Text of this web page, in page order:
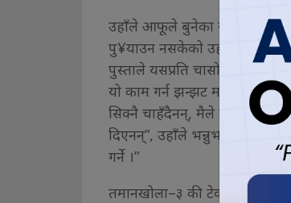
उहाँले आफूले बुनेका राडीपाखी
पु¥याउन नसकेको उहाँको भनाइ
पुस्ताले यसप्रति चासोनै नदिँदा
यो काम गर्न झन्झट मान्छन्, यस्तो
सिक्नै चाहँदैनन्, मैले मेरा
दिएनन्”, उहाँले भन्नुभयो, “मैले
गर्ने ।”
तमानखोला–३ की टेककुमारी